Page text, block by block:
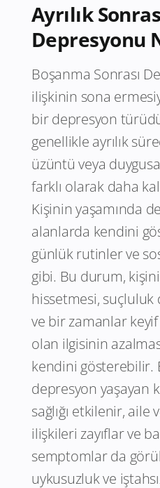
Ayrılık
Depresyonu
Boşanma Sonrası
ilişkinin sona
bir depresyon
genellikle ayrılık
üzüntü veya
farklı olarak daha
Kişinin yaşamında
alanlarda kendini
günlük rutinler ve
gibi. Bu durum,
hissetmesi, suçluluk
ve bir zamanlar keyif
olan ilgisinin
kendini gösterebilir.
depresyon yaşayan
sağlığı etkilenir, aile
ilişkileri zayıflar ve
semptomlar da
uykusuzluk ve